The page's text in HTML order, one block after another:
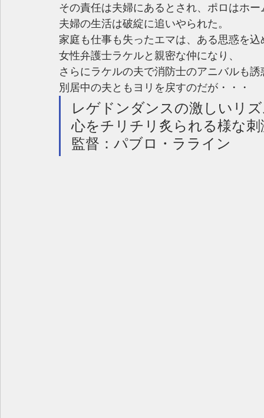
その責任は夫婦にあるとされ、ポロはホ
夫婦の生活は破綻に追いやられた。
家庭も仕事も失ったエマは、ある思惑を込
女性弁護士ラケルと親密な仲になり、
さらにラケルの夫で消防士のアニバルも誘
別居中の夫ともヨリを戻すのだが・・・
レゲドンダンスの激しいリ
心をチリチリ炙られる様な
監督：パブロ・ラライン